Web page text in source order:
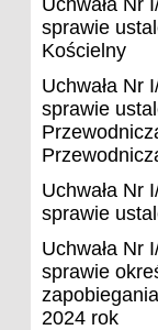
Uchwała Nr
sprawie
Kościelny
Uchwała Nr
sprawie
Uchwała Nr
sprawie
Uchwała Nr
sprawie
2024 rok